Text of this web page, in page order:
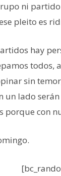
ni
pleito es
hay
todos,
sin
un lado
porque con